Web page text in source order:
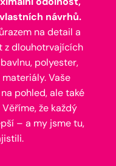
návrhů.
na detail a
z dlouhotrvajících
polyester,
Vaše
pohled, ale také
že každý
– a my jsme tu,